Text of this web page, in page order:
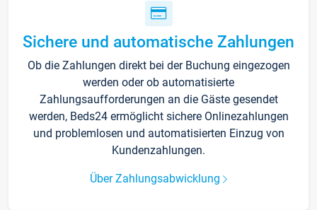
Sichere und automatische Zahlungen
Ob die Zahlungen direkt bei der Buchung eingezogen
werden oder ob automatisierte
Zahlungsaufforderungen an die Gäste gesendet
werden, Beds24 ermöglicht sichere Onlinezahlungen
und problemlosen und automatisierten Einzug von
Kundenzahlungen.
Über Zahlungsabwicklung